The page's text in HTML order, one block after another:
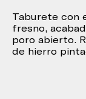
Taburete con
fresno,
poro abierto.
de hierro